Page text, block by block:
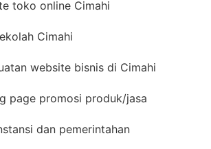
toko online Cimahi
Cimahi
website bisnis di Cimahi
page promosi produk/jasa
dan pemerintahan